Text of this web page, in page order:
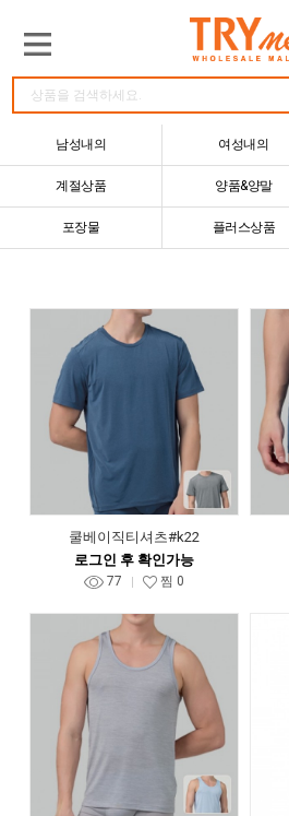
남성내의 여성내의
계절상품 양품&양말
포장물 플러스상품
쿨베이직티셔츠#k22
로그인 후 확인가능
77 찜 0